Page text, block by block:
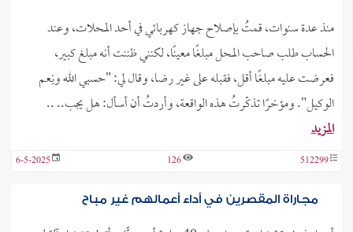
منذ عدة سنوات، قمتُ بإصلاح جهاز كهربائي في أحد المحلات، وعند
الحساب طلب صاحب المحل مبلغًا معينًا، لكنني ظننت أنه مبلغ كبير،
فعرضت عليه مبلغًا أقل، فقبله على غير رضا، وقال لي: "حسبي الله ونِعم
الوكيل". ومؤخرًا تذكّرتُ هذه الواقعة، وأردتُ أن أسأل: هل يجب.. ..
المزيد
512299
126
6-5-2025
مجاراة المقصرين في أداء أعمالهم غير مباح